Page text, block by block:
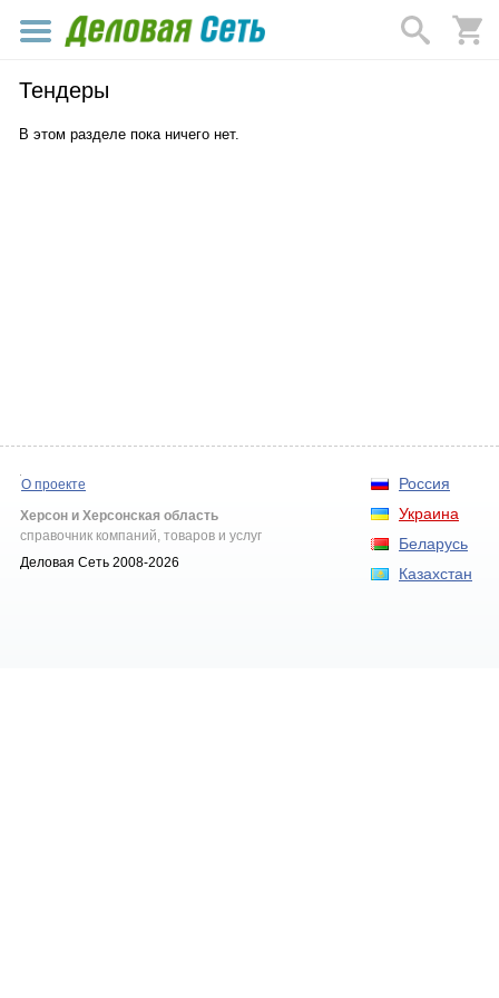
Тендеры
В этом разделе пока ничего нет.
Россия
Украина
Беларусь
Казахстан
О проекте
Херсон и Херсонская область
справочник компаний, товаров и услуг
Деловая Сеть 2008-2026